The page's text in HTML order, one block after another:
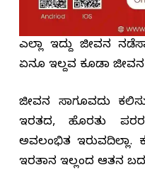
ಎಲ್ಲಾ ಇದ್ದು ಜೀವನ
ಏನೂ ಇಲ್ದವ ಕೂಡಾ
ಜೀವನ ಸಾಗೂವದು
ಇರತದ, ಹೊರತು
ಅವಲಂಭಿತ ಇರುವದಿಲ್ಲಾ.
ಇರತಾನ ಇಲ್ಲಂದ್ರ ಆತನ